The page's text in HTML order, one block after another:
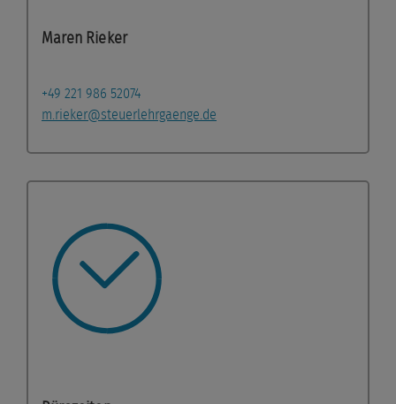
Maren Rieker
+49 221 986 52074
m.rieker@steuerlehrgaenge.de